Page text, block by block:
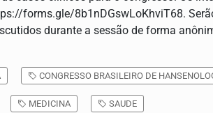
forms.gle/8b1nDGswLoKhviT68.
durante a sessão de forma
CONGRESSO BRASILEIRO DE
MEDICINA SAUDE